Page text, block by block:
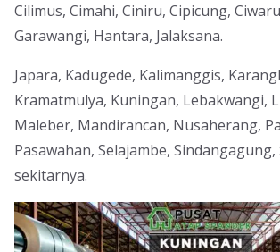
Cilimus, Cimahi, Ciniru, Cipicung,
Garawangi, Hantara, Jalaksana.
Japara, Kadugede, Kalimanggis,
Kramatmulya, Kuningan, Lebakwangi,
Maleber, Mandirancan, Nusaherang,
Pasawahan, Selajambe,
sekitarnya.